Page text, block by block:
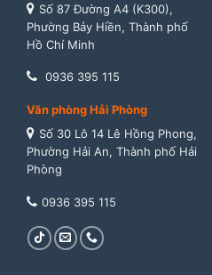
Số 87 Đường A4 (K300),
Phường Bảy Hiền, Thành phố
Hồ Chí Minh
0936 395 115
Văn phòng Hải Phòng
Số 30 Lô 14 Lê Hồng Phong,
Phường Hải An, Thành phố Hải
Phòng
0936 395 115